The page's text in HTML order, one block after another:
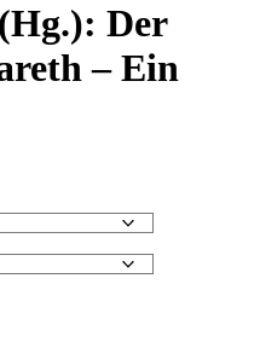
Der
– Ein